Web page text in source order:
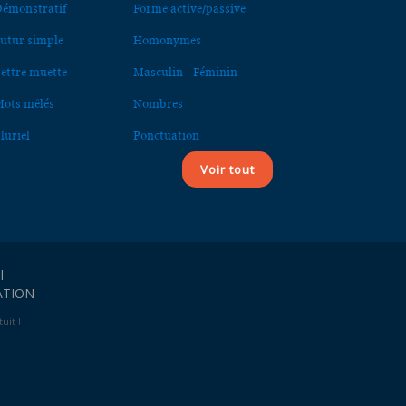
Forme active/passive
simple Homonymes
muette Masculin - Féminin
mêlés Nombres
Ponctuation
Voir tout
!